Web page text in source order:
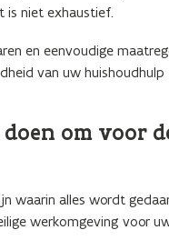
is niet exhaustief.
en eenvoudige
van uw huishoudhulp
om voor
waarin alles wordt
werkomgeving voor